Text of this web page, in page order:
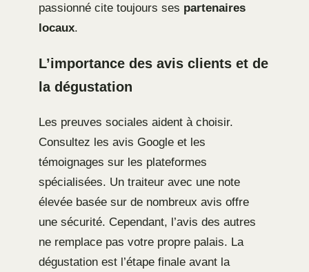
passionné cite toujours ses partenaires
locaux.
L’importance des avis clients et de
la dégustation
Les preuves sociales aident à choisir.
Consultez les avis Google et les
témoignages sur les plateformes
spécialisées. Un traiteur avec une note
élevée basée sur de nombreux avis offre
une sécurité. Cependant, l’avis des autres
ne remplace pas votre propre palais. La
dégustation est l’étape finale avant la